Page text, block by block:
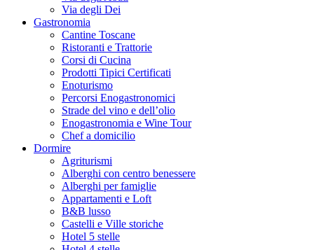
Via degli Dei
Gastronomia
Cantine Toscane
Ristoranti e Trattorie
Corsi di Cucina
Prodotti Tipici Certificati
Enoturismo
Percorsi Enogastronomici
Strade del vino e dell’olio
Enogastronomia e Wine Tour
Chef a domicilio
Dormire
Agriturismi
Alberghi con centro benessere
Alberghi per famiglie
Appartamenti e Loft
B&B lusso
Castelli e Ville storiche
Hotel 5 stelle